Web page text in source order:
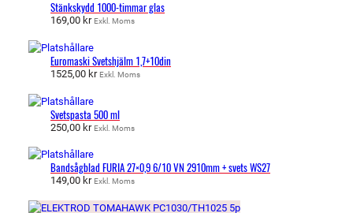
Stänkskydd 1000-timmar glas
169,00 kr Exkl. Moms
Euromaski Svetshjälm 1,7+10din
1525,00 kr Exkl. Moms
Svetspasta 500 ml
250,00 kr Exkl. Moms
Bandsågblad FURIA 27×0,9 6/10 VN 2910mm + svets WS27
149,00 kr Exkl. Moms